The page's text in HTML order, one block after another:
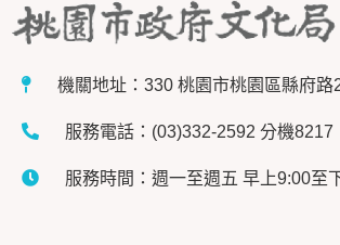
機關地址：330 桃園市桃園區縣府路
服務電話：(03)332-2592 分機8217
服務時間：週一至週五 早上9:00至